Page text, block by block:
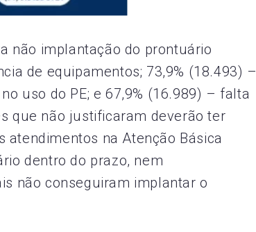
não implantação do prontuário
de equipamentos; 73,9% (18.493) –
uso do PE; e 67,9% (16.989) – falta
que não justificaram deverão ter
atendimentos na Atenção Básica
dentro do prazo, nem
não conseguiram implantar o